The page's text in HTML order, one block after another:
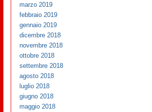
marzo 2019
febbraio 2019
gennaio 2019
dicembre 2018
novembre 2018
ottobre 2018
settembre 2018
agosto 2018
luglio 2018
giugno 2018
maggio 2018